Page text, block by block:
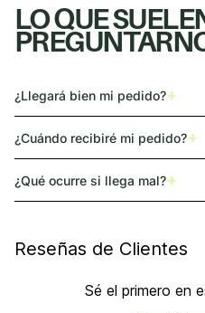
LO QUE
¿Llegará bien mi pedido?+
¿Cuándo recibiré mi pedido?+
¿Qué ocurre si llega mal?+
Reseñas de Clientes
Sé el primero en